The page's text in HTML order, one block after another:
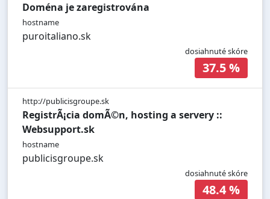
Doména je zaregistrována
hostname
puroitaliano.sk
dosiahnuté skóre
37.5 %
http://publicisgroupe.sk
RegistrÃ¡cia domÃ©n, hosting a servery ::
Websupport.sk
hostname
publicisgroupe.sk
dosiahnuté skóre
48.4 %